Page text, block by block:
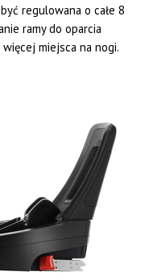
regulowana o całe 8
ramy do oparcia
miejsca na nogi.